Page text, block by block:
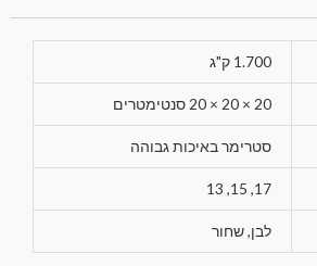
1.700 ק"ג
20 × 20 × 20 סנטימטרים
סטרימר באיכות גבוהה
17, 15, 13
לבן, שחור